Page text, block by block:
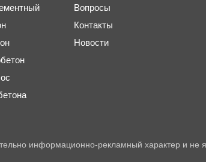
Вопросы
Контакты
Новости
информационно-рекламный характер и не